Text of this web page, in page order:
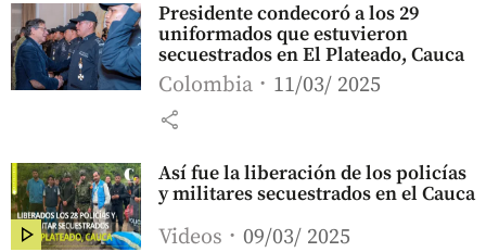
Presidente condecoró a los 29
uniformados que estuvieron
secuestrados en El Plateado, Cauca
Colombia 11/03/ 2025
share
Así fue la liberación de los policías
y militares secuestrados en el Cauca
Videos 09/03/ 2025